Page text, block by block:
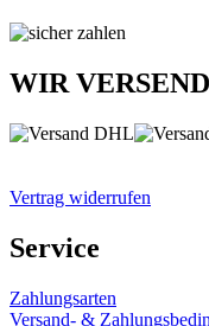
WIR
Vertrag widerrufen
Service
Zahlungsarten
Versand- &